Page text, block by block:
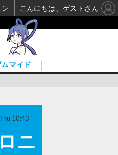
マイド
ニ
10:43
こんにちは、ゲストさん